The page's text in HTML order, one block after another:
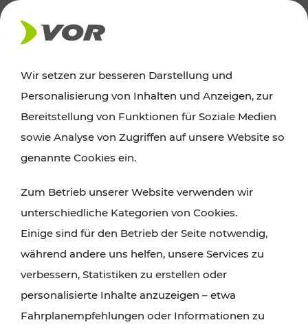
AKTUELLES
News
Alle wichtigen Meldungen zu Fahrplanänderungen,
finden Sie hier im Überblick.
Wir setzen zur besseren Darstellung und
Personalisierung von Inhalten und Anzeigen, zur
Bereitstellung von Funktionen für Soziale Medien
sowie Analyse von Zugriffen auf unsere Website so
genannte Cookies ein.
Zum Betrieb unserer Website verwenden wir
unterschiedliche Kategorien von Cookies.
Einige sind für den Betrieb der Seite notwendig,
während andere uns helfen, unsere Services zu
verbessern, Statistiken zu erstellen oder
personalisierte Inhalte anzuzeigen – etwa
Fahrplanempfehlungen oder Informationen zu